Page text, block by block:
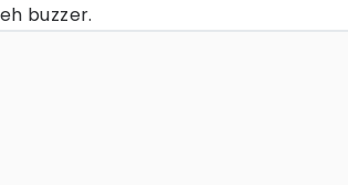
buzzer.